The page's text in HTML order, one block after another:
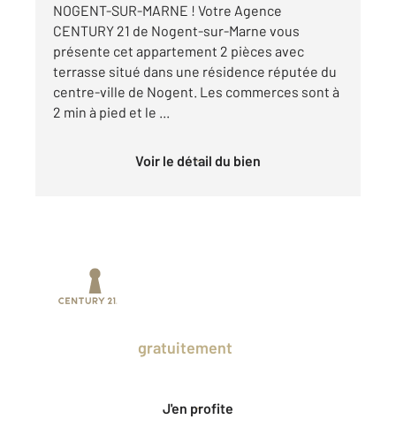
NOGENT-SUR-MARNE ! Votre Agence
CENTURY 21 de Nogent-sur-Marne vous
présente cet appartement 2 pièces avec
terrasse situé dans une résidence réputée du
centre-ville de Nogent. Les commerces sont à
2 min à pied et le ...
Voir le détail du bien
gratuitement
J'en profite